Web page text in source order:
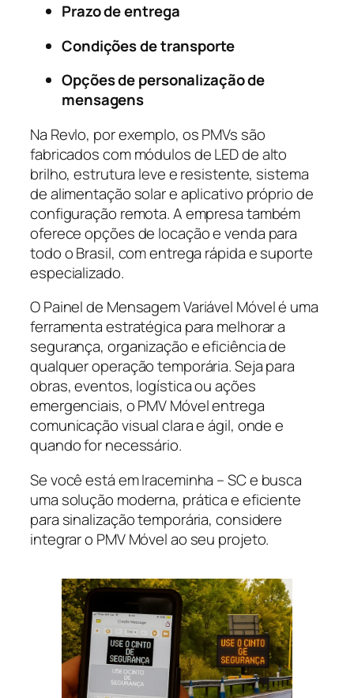
Prazo de entrega
Condições de transporte
Opções de personalização de
mensagens
Na Revlo, por exemplo, os PMVs são
fabricados com módulos de LED de alto
brilho, estrutura leve e resistente, sistema
de alimentação solar e aplicativo próprio de
configuração remota. A empresa também
oferece opções de locação e venda para
todo o Brasil, com entrega rápida e suporte
especializado.
O Painel de Mensagem Variável Móvel é uma
ferramenta estratégica para melhorar a
segurança, organização e eficiência de
qualquer operação temporária. Seja para
obras, eventos, logística ou ações
emergenciais, o PMV Móvel entrega
comunicação visual clara e ágil, onde e
quando for necessário.
Se você está em Iraceminha – SC e busca
uma solução moderna, prática e eficiente
para sinalização temporária, considere
integrar o PMV Móvel ao seu projeto.